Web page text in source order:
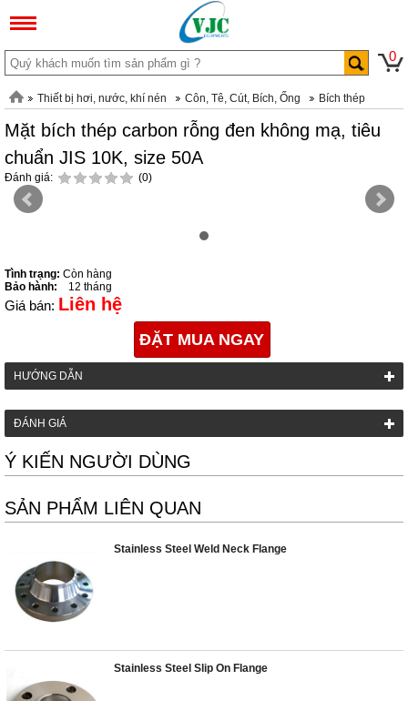
0
Thiết bị hơi, nước, khí nén Côn, Tê, Cút, Bích, Ống Bích thép
Mặt bích thép carbon rỗng đen không mạ, tiêu
chuẩn JIS 10K, size 50A
Đánh giá: (0)
Tình trạng: Còn hàng
Bảo hành:
12 tháng
Giá bán: Liên hệ
ĐẶT MUA NGAY
HƯỚNG DẪN
ĐÁNH GIÁ
Ý KIẾN NGƯỜI DÙNG
SẢN PHẨM LIÊN QUAN
Stainless Steel Weld Neck Flange
Stainless Steel Slip On Flange